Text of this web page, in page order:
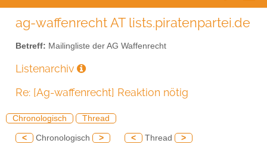
ag-waffenrecht AT lists.piratenpartei.de
Betreff: Mailingliste der AG Waffenrecht
Listenarchiv
Re: [Ag-waffenrecht] Reaktion nötig
Chronologisch Thread
< Chronologisch > < Thread >